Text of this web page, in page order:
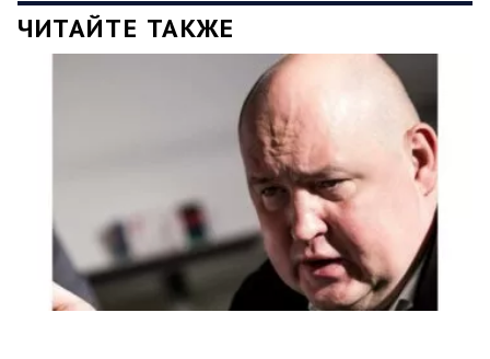
ЧИТАЙТЕ ТАКЖЕ